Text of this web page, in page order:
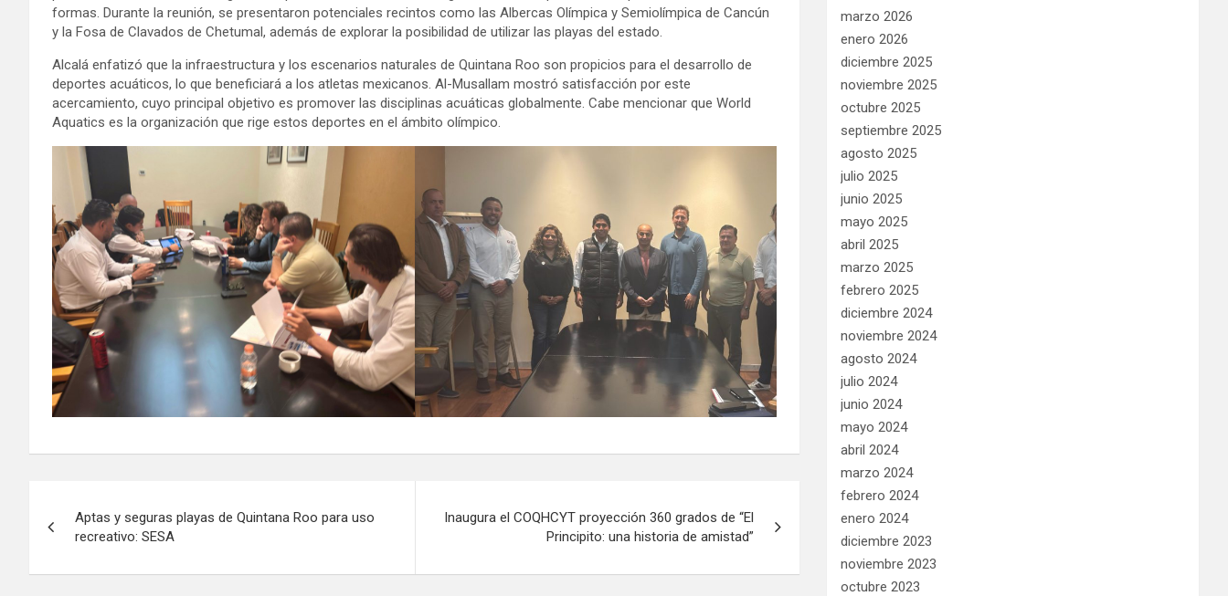
formas. Durante la reunión, se presentaron potenciales recintos como las Albercas Olímpica y Semiolímpica de Cancún
y la Fosa de Clavados de Chetumal, además de explorar la posibilidad de utilizar las playas del estado.
Alcalá enfatizó que la infraestructura y los escenarios naturales de Quintana Roo son propicios para el desarrollo de
deportes acuáticos, lo que beneficiará a los atletas mexicanos. Al-Musallam mostró satisfacción por este
acercamiento, cuyo principal objetivo es promover las disciplinas acuáticas globalmente. Cabe mencionar que World
Aquatics es la organización que rige estos deportes en el ámbito olímpico.
de
entradas
Aptas y seguras playas de Quintana Roo para uso
recreativo: SESA
Inaugura el COQHCYT proyección 360 grados de “El
Principito: una historia de amistad”
marzo 2026
enero 2026
diciembre 2025
noviembre 2025
octubre 2025
septiembre 2025
agosto 2025
julio 2025
junio 2025
mayo 2025
abril 2025
marzo 2025
febrero 2025
diciembre 2024
noviembre 2024
agosto 2024
julio 2024
junio 2024
mayo 2024
abril 2024
marzo 2024
febrero 2024
enero 2024
diciembre 2023
noviembre 2023
octubre 2023